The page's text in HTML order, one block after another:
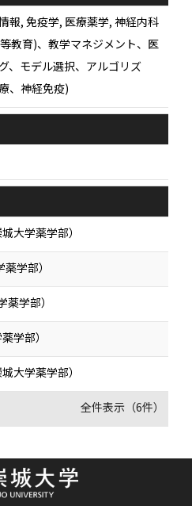
報, 免疫学, 医療薬学, 神経内科
教育)、教学マネジメント、医
、モデル選択、アルゴリズ
、神経免疫)
大学薬学部）
学部）
学部）
学部）
大学薬学部）
全件表示（6件）